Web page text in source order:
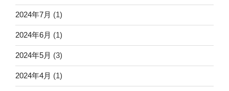
2024年7月 (1)
2024年6月 (1)
2024年5月 (3)
2024年4月 (1)